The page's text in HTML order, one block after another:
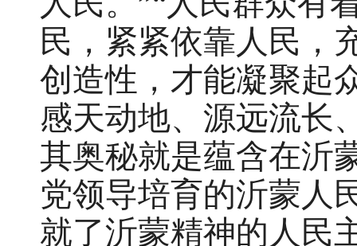
民，紧紧依靠人民，
创造性，才能凝聚起
感天动地、源远流长
其奥秘就是蕴含在沂
党领导培育的沂蒙人
就了沂蒙精神的人民